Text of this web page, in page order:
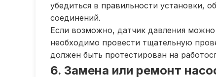
убедиться в правильности установки,
соединений.
Если возможно, датчик давления
необходимо провести тщательную
должен быть протестирован на
6. Замена или ремонт